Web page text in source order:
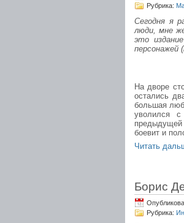
Рубрика:
Сегодня я
люди, мне
это
персонажей
На дворе
остались
большая
уволился
боевит и
Читать
Борис
Рубрика: